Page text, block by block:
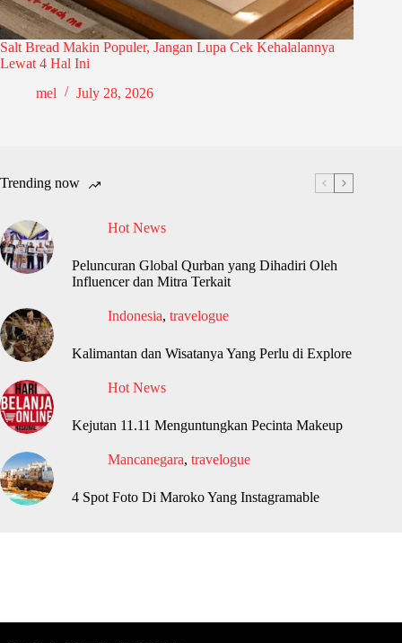
Salt Bread Makin Populer, Jangan Lupa Cek Kehalalannya
Lewat 4 Hal Ini
mel
July 28, 2026
Trending now
Hot News
Peluncuran Global Qurban yang Dihadiri Oleh
Influencer dan Mitra Terkait
Indonesia, travelogue
Kalimantan dan Wisatanya Yang Perlu di Explore
Hot News
Kejutan 11.11 Menguntungkan Pecinta Makeup
Mancanegara, travelogue
4 Spot Foto Di Maroko Yang Instagramable